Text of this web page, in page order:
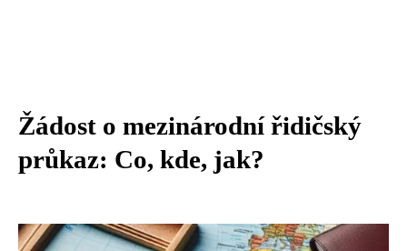
Žádost o mezinárodní řidičský
průkaz: Co, kde, jak?